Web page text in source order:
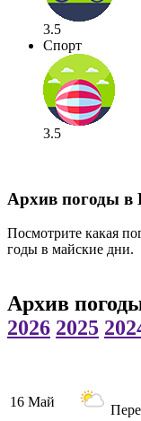
3.5
Спорт
3.5
Архив погоды в
Посмотрите какая
годы в майские дни.
Архив
2026 2025
16 Май